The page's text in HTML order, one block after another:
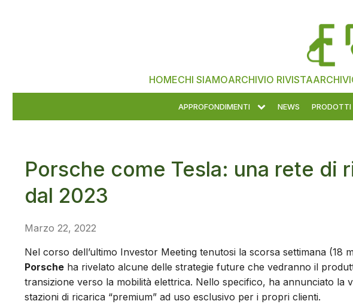
HOMECHI SIAMOARCHIVIO RIVISTA
APPROFONDIMENTI NEWS PRODOTTI
Porsche come Tesla: una rete di
dal 2023
Marzo 22, 2022
Nel corso dell’ultimo Investor Meeting tenutosi la scorsa settimana (18
Porsche ha rivelato alcune delle strategie future che vedranno il
transizione verso la mobilità elettrica. Nello specifico, ha annunciato
stazioni di ricarica “premium” ad uso esclusivo per i propri clienti.